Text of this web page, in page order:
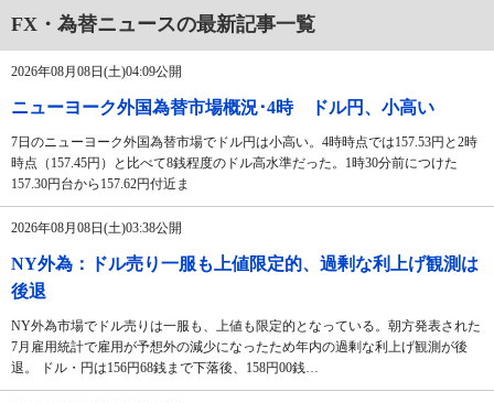
FX・為替ニュースの最新記事一覧
2026年08月08日(土)04:09公開
ニューヨーク外国為替市場概況･4時 ドル円、小高い
7日のニューヨーク外国為替市場でドル円は小高い。4時時点では157.53円と2時
時点（157.45円）と比べて8銭程度のドル高水準だった。1時30分前につけた
157.30円台から157.62円付近ま
2026年08月08日(土)03:38公開
NY外為：ドル売り一服も上値限定的、過剰な利上げ観測は
後退
NY外為市場でドル売りは一服も、上値も限定的となっている。朝方発表された
7月雇用統計で雇用が予想外の減少になったため年内の過剰な利上げ観測が後
退。 ドル・円は156円68銭まで下落後、158円00銭…